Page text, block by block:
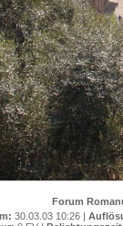
Forum
30.03.03 10:26 |